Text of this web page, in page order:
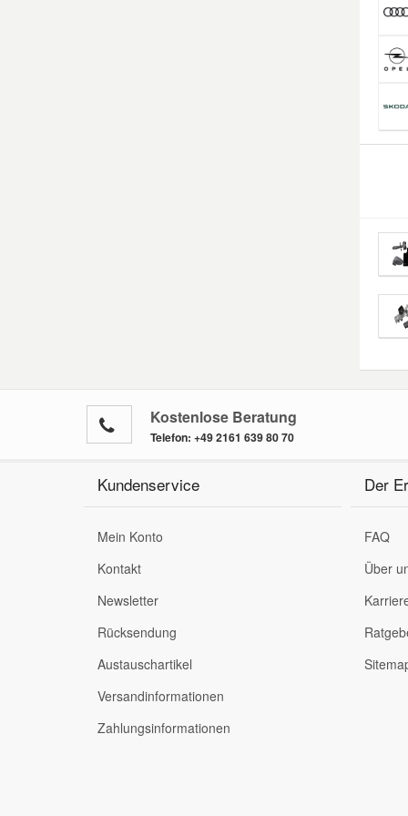
Kostenlose Beratung
Telefon: +49 2161 639 80 70
Kundenservice
Mein Konto
Kontakt
Newsletter
Rücksendung
Austauschartikel
Versandinformationen
Zahlungsinformationen
Der
FAQ
Über